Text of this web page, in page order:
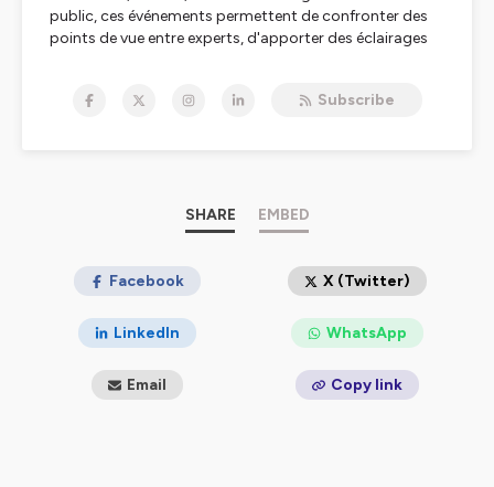
public, ces événements permettent de confronter des
points de vue entre experts, d'apporter des éclairages
Subscribe
SHARE EMBED
Facebook X (Twitter)
LinkedIn WhatsApp
Email Copy link